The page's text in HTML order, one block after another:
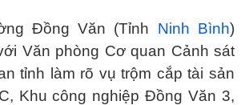
Đồng Văn (Tỉnh Ninh Bình)
Văn phòng Cơ quan Cảnh sát
tỉnh làm rõ vụ trộm cắp tài sản
Khu công nghiệp Đồng Văn 3,